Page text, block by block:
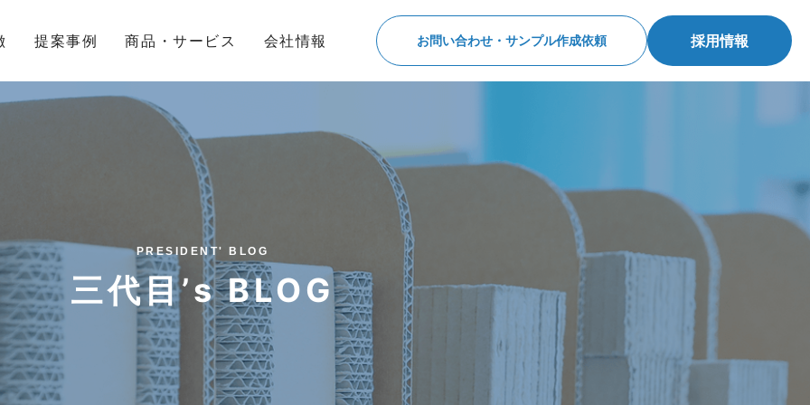
提案事例 商品・サービス 会社情報 お問い合わせ・サンプル作成依頼 採用情報
PRESIDENT' BLOG
三代目’s BLOG